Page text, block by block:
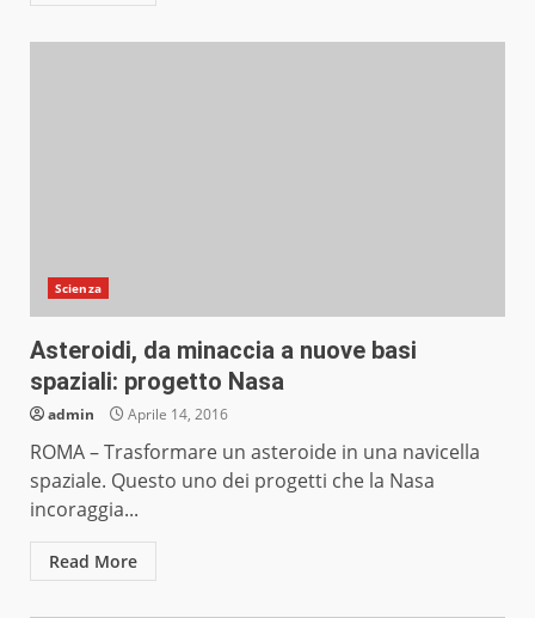
Scienza
Asteroidi, da minaccia a nuove basi
spaziali: progetto Nasa
admin Aprile 14, 2016
ROMA – Trasformare un asteroide in una navicella
spaziale. Questo uno dei progetti che la Nasa
incoraggia...
Read More